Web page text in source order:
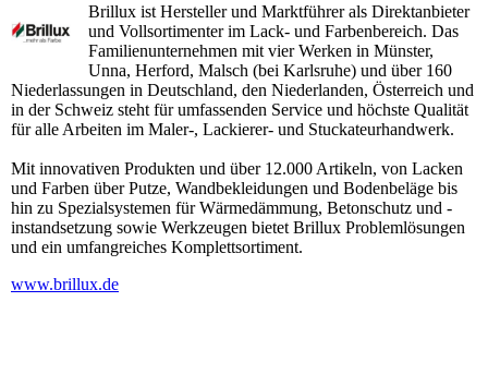
Brillux ist Hersteller und Marktführer als Direktanbieter
und Vollsortimenter im Lack- und Farbenbereich. Das
Familienunternehmen mit vier Werken in Münster,
Unna, Herford, Malsch (bei Karlsruhe) und über 160
Niederlassungen in Deutschland, den Niederlanden, Österreich und
in der Schweiz steht für umfassenden Service und höchste Qualität
für alle Arbeiten im Maler-, Lackierer- und Stuckateurhandwerk.
Mit innovativen Produkten und über 12.000 Artikeln, von Lacken
und Farben über Putze, Wandbekleidungen und Bodenbeläge bis
hin zu Spezialsystemen für Wärmedämmung, Betonschutz und -
instandsetzung sowie Werkzeugen bietet Brillux Problemlösungen
und ein umfangreiches Komplettsortiment.
www.brillux.de